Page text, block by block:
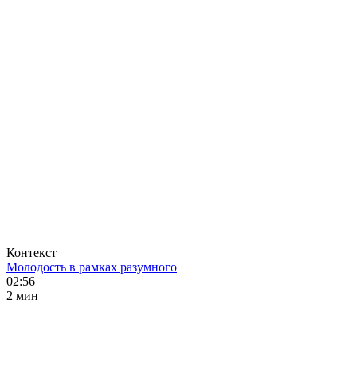
Контекст
Молодость в рамках разумного
02:56
2 мин